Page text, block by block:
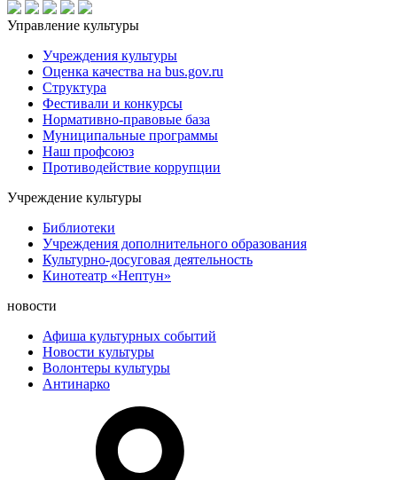
Управление культуры
Учреждения культуры
Оценка качества на bus.gov.ru
Структура
Фестивали и конкурсы
Нормативно-правовые база
Муниципальные программы
Наш профсоюз
Противодействие коррупции
Учреждение культуры
Библиотеки
Учреждения дополнительного образования
Культурно-досуговая деятельность
Кинотеатр «Нептун»
новости
Афиша культурных событий
Новости культуры
Волонтеры культуры
Антинарко